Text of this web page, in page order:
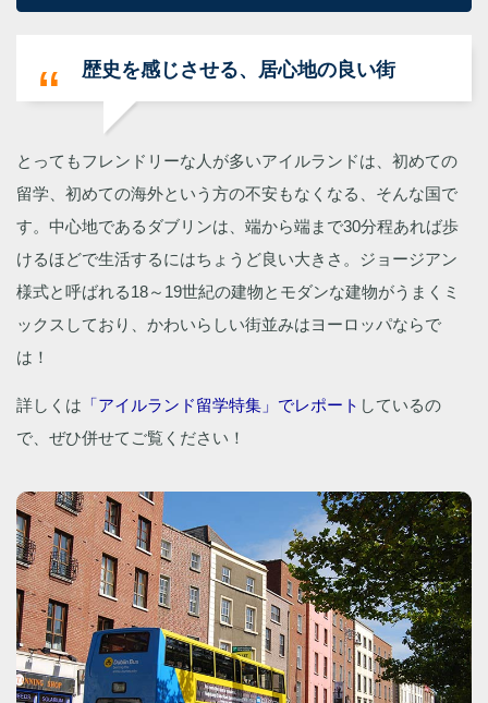
歴史を感じさせる、居心地の良い街
とってもフレンドリーな人が多いアイルランドは、初めての
留学、初めての海外という方の不安もなくなる、そんな国で
す。中心地であるダブリンは、端から端まで30分程あれば歩
けるほどで生活するにはちょうど良い大きさ。ジョージアン
様式と呼ばれる18～19世紀の建物とモダンな建物がうまくミ
ックスしており、かわいらしい街並みはヨーロッパならで
は！
詳しくは 「アイルランド留学特集」でレポート しているの
で、ぜひ併せてご覧ください！